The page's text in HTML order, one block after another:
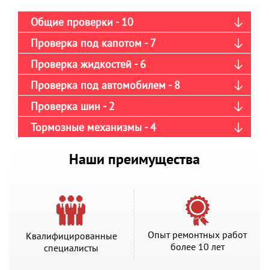
Общие проверки - 10
Проверка под капотом - 7
Проверка жидкостей - 6
Проверка под автомобилем - 8
Проверка шин - 2
Тормозные механизмы - 4
Наши преимущества
Квалифицированные
специалисты
Опыт ремонтных работ
более 10 лет